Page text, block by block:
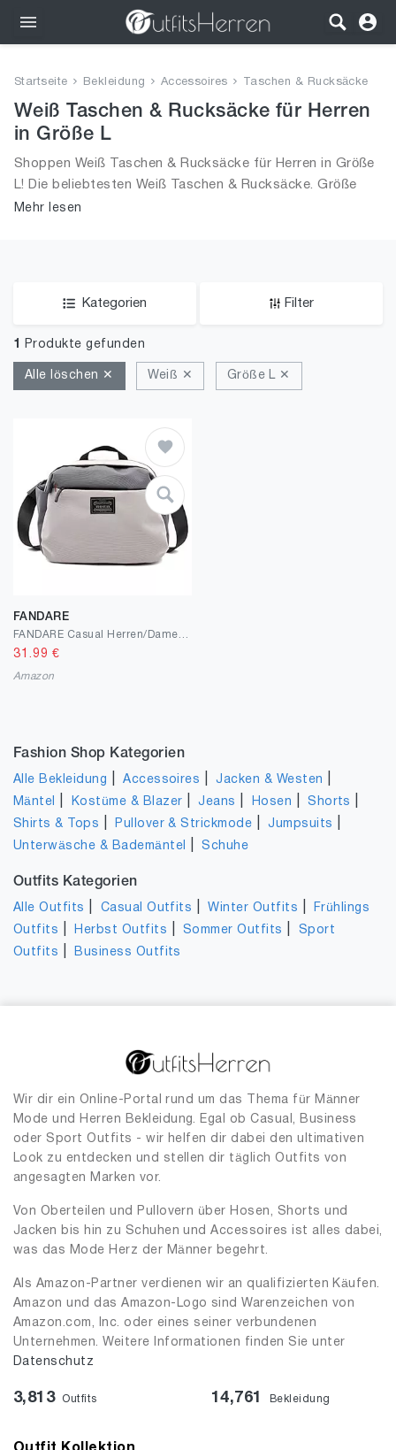
Bekleidung
Schuhe
Startseite Bekleidung Accessoires Taschen & Rucksäcke
Weiß Taschen & Rucksäcke für Herren
in Größe L
Shoppen Weiß Taschen & Rucksäcke für Herren in Größe
L! Die beliebtesten Weiß Taschen & Rucksäcke. Größe
Auswahl an Weiß Taschen & Rucksäcke in Größe L und
Mehr lesen
Kategorien Filter
1 Produkte gefunden
Alle löschen ✕ Weiß ✕ Größe L ✕
FANDARE
31.99 €
Amazon
Fashion Shop Kategorien
Alle Bekleidung |Accessoires |Jacken & Westen
Mäntel Kostüme & Blazer |Jeans Hosen |Shorts
Shirts & Tops Pullover & Strickmode |Jumpsuits
Unterwäsche & Bademäntel |Schuhe
Outfits Kategorien
Alle Outfits Casual Outfits |Winter Outfits
Frühlings
Outfits
Herbst Outfits Sommer Outfits
Sport
Outfits
Business Outfits
Wir dir ein Online-Portal rund um das Thema für Männer
Mode und Herren Bekleidung. Egal ob Casual, Business
oder Sport Outfits - wir helfen dir dabei den ultimativen
Look zu entdecken und stellen dir täglich Outfits von
angesagten Marken vor.
Von Oberteilen und Pullovern über Hosen, Shorts und
Jacken bis hin zu Schuhen und Accessoires ist alles dabei,
was das Mode Herz der Männer begehrt.
Als Amazon-Partner verdienen wir an qualifizierten Käufen.
Amazon und das Amazon-Logo sind Warenzeichen von
Amazon.com, Inc. oder eines seiner verbundenen
Unternehmen. Weitere Informationen finden Sie unter
Datenschutz
3,813 Outfits 14,761 Bekleidung